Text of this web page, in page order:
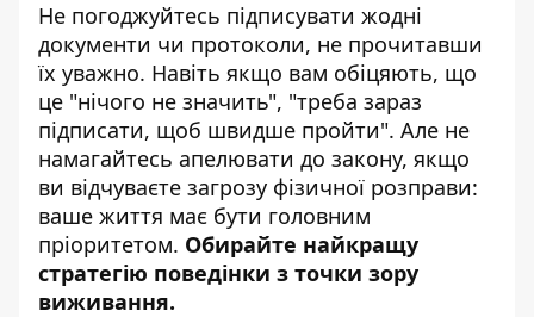
Не погоджуйтесь підписувати жодні
документи чи протоколи, не прочитавши
їх уважно. Навіть якщо вам обіцяють, що
це "нічого не значить", "треба зараз
підписати, щоб швидше пройти". Але не
намагайтесь апелювати до закону, якщо
ви відчуваєте загрозу фізичної розправи:
ваше життя має бути головним
пріоритетом. Обирайте найкращу
стратегію поведінки з точки зору
виживання.